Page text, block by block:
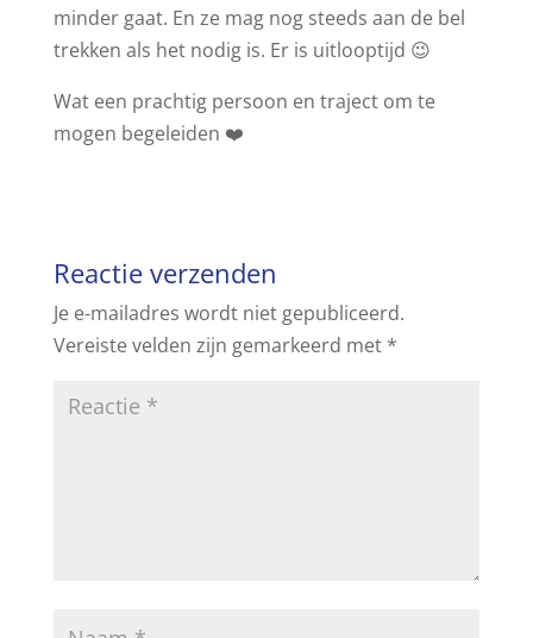
minder gaat. En ze mag nog steeds aan de bel
trekken als het nodig is. Er is uitlooptijd 😉
Wat een prachtig persoon en traject om te
mogen begeleiden ❤️
Reactie verzenden
Je e-mailadres wordt niet gepubliceerd.
Vereiste velden zijn gemarkeerd met *